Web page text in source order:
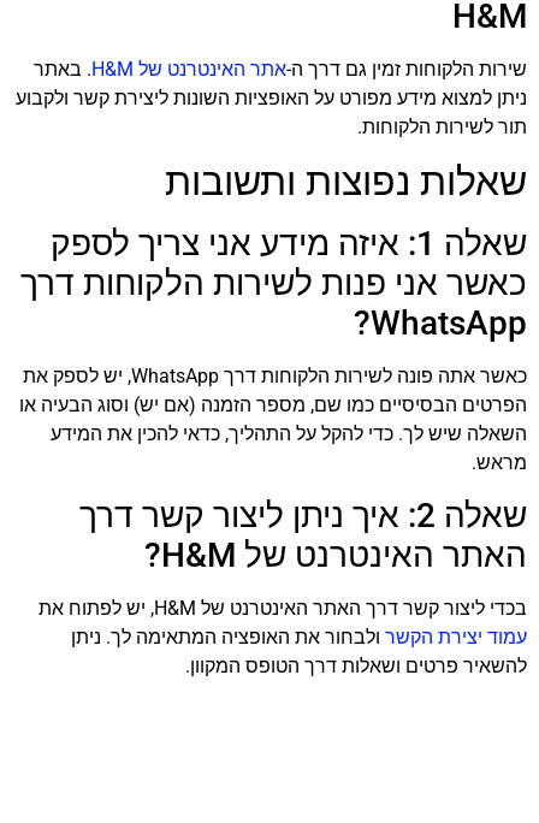
H&M
שירות הלקוחות זמין גם דרך ה-אתר האינטרנט של H&M
. באתר
ניתן למצוא מידע מפורט על האופציות השונות ליצירת קשר ולקבוע
תור לשירות הלקוחות.
שאלות נפוצות ותשובות
שאלה 1: איזה מידע אני צריך לספק
כאשר אני פנות לשירות הלקוחות דרך
WhatsApp?
כאשר אתה פונה לשירות הלקוחות דרך WhatsApp, יש לספק את
הפרטים הבסיסיים כמו שם, מספר הזמנה (אם יש) וסוג הבעיה או
השאלה שיש לך. כדי להקל על התהליך, כדאי להכין את המידע
מראש.
שאלה 2: איך ניתן ליצור קשר דרך
האתר האינטרנט של H&M?
בכדי ליצור קשר דרך האתר האינטרנט של H&M, יש לפתוח את
עמוד יצירת הקשר ולבחור את האופציה המתאימה לך. ניתן
להשאיר פרטים ושאלות דרך הטופס המקוון.